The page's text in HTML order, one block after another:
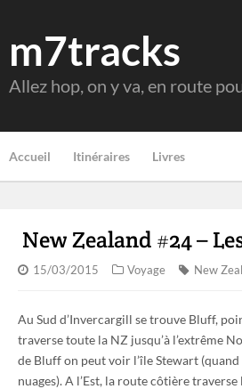
m7tracks
Allez hop, on y va, en route
Accueil Itinéraires Livres
New Zealand #24 –
15/03/2015 Voyage New
Au Sud d’Invercargill se trouve Bluff,
traverse toute la NZ jusqu’à l’extrême
de Bluff on peut voir l’île Stewart (quand
nuages). A l’Est, la route côtière